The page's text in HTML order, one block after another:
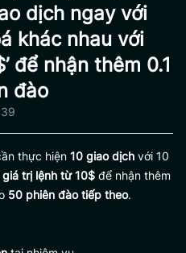
dịch ngay với
khác nhau với
để nhận thêm 0.1
đào
thực hiện 10 giao dịch với 10
giá trị lệnh từ 10$ để nhận thêm
50 phiên đào tiếp theo.